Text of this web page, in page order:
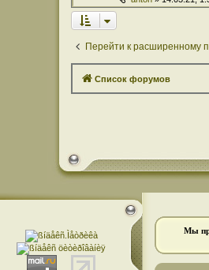
Перейти к расширенному
Список форумов
Мы